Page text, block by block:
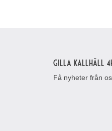
Gilla Kallhäll
Få nyheter från